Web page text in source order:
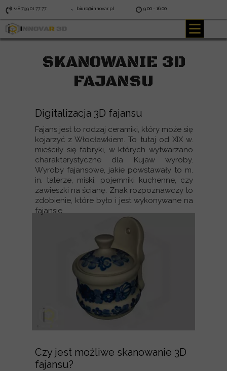
+48 799 01 77 77 biuro@innovar.pl 9:00 - 16:00
SKANOWANIE 3D
FAJANSU
Digitalizacja 3D fajansu
Fajans jest to rodzaj ceramiki, który może się
kojarzyć z Włocławkiem. To tutaj od XIX w.
mieściły się fabryki, w których wytwarzano
charakterystyczne dla Kujaw wyroby.
Wyroby fajansowe, jakie powstawały to m.
in. talerze, miski, pojemniki kuchenne, czy
zawieszki na ścianę. Znak rozpoznawczy to
zdobienie, które było i jest wykonywane na
fajansie.
Czy jest możliwe skanowanie 3D
fajansu?